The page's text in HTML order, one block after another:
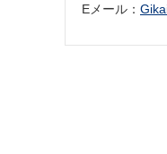
Eメール：